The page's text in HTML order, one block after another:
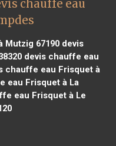
chauffe eau
Mutzig 67190 devis
devis chauffe eau
chauffe eau Frisquet à
eau Frisquet à La
eau Frisquet à Le